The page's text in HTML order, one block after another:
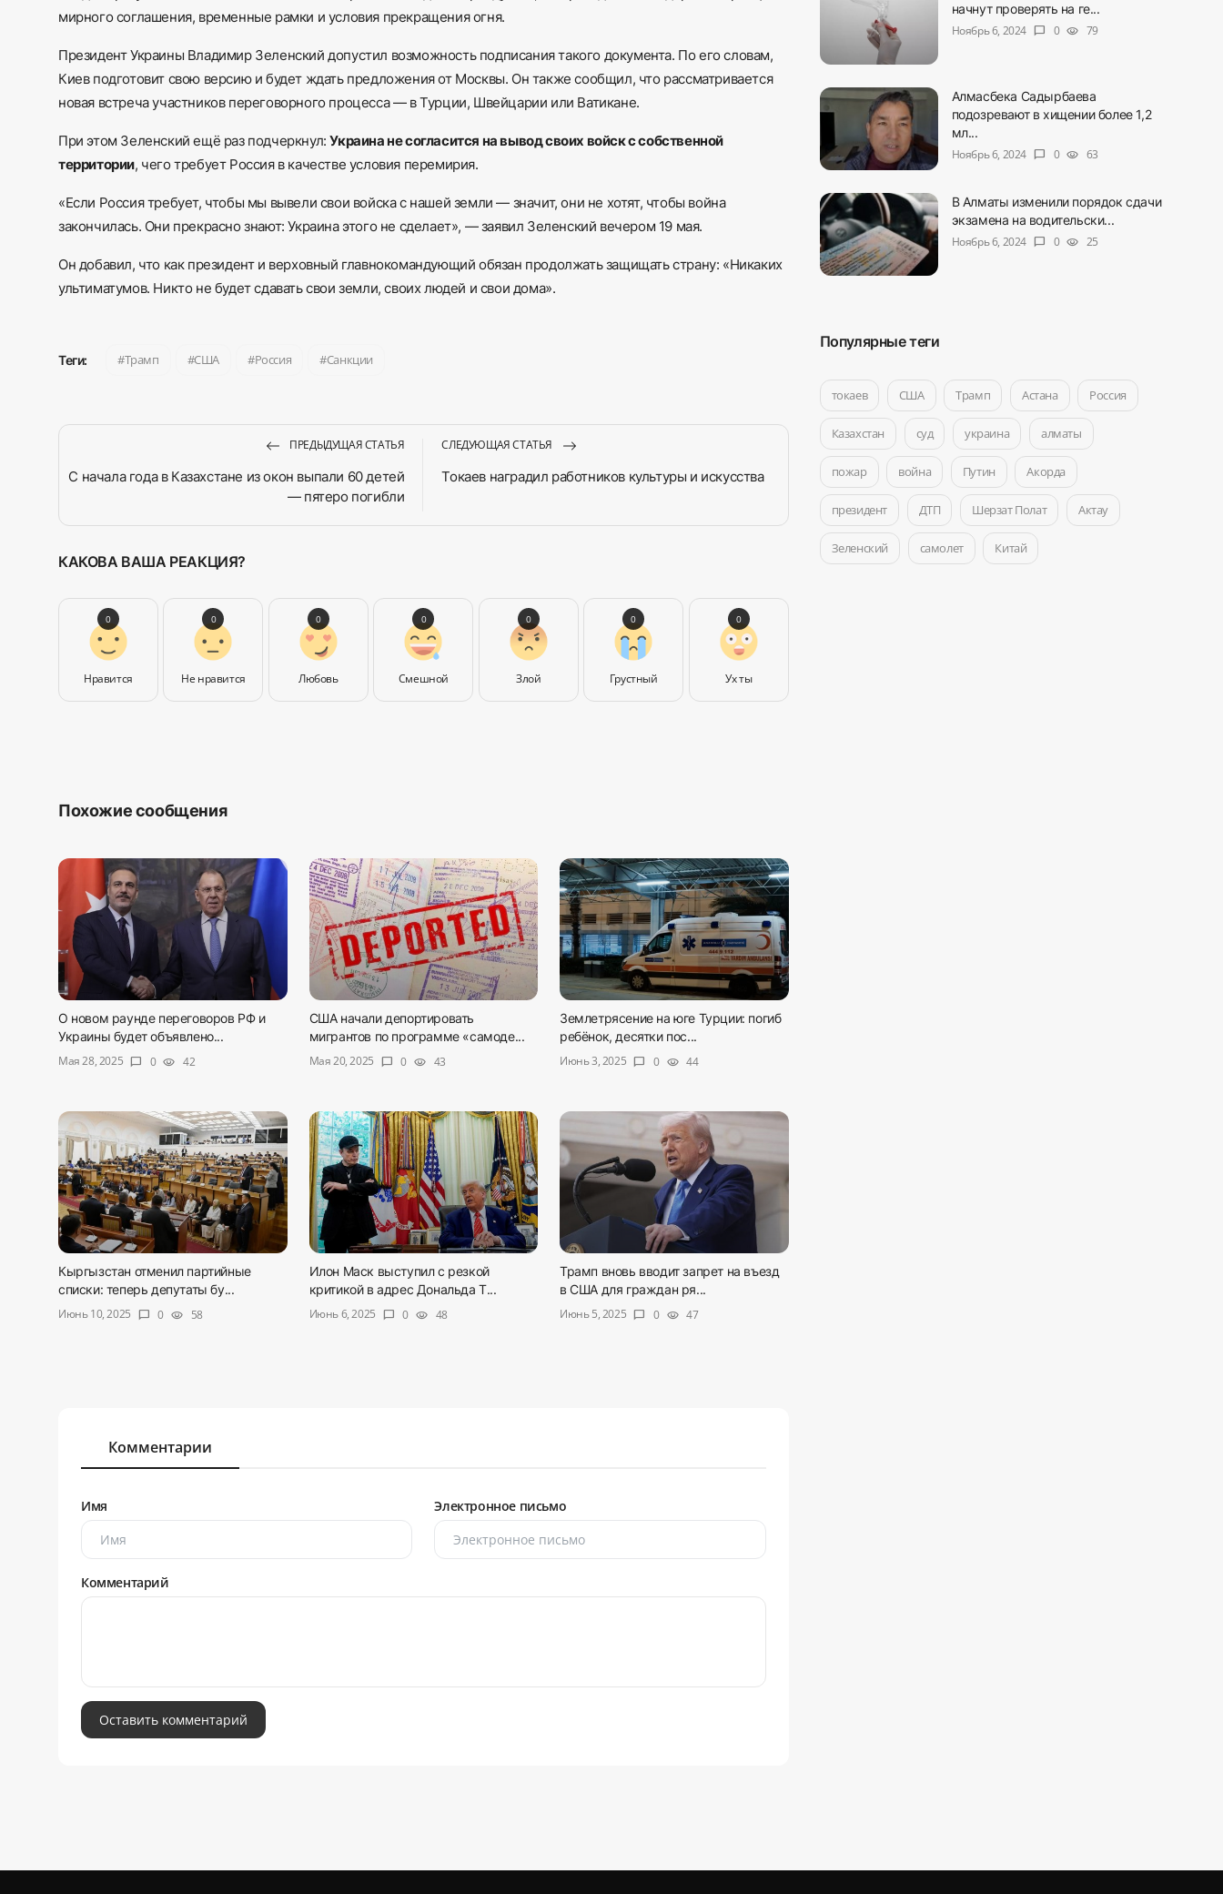
мирного соглашения, временные рамки и условия прекращения огня.
Президент Украины Владимир Зеленский допустил возможность подписания такого документа. По его словам,
Киев подготовит свою версию и будет ждать предложения от Москвы. Он также сообщил, что рассматривается
новая встреча участников переговорного процесса — в Турции, Швейцарии или Ватикане.
При этом Зеленский ещё раз подчеркнул:Украина не согласится на вывод своих войск с собственной
территории, чего требует Россия в качестве условия перемирия.
«Если Россия требует, чтобы мы вывели свои войска с нашей земли — значит, они не хотят, чтобы война
закончилась. Они прекрасно знают: Украина этого не сделает», — заявил Зеленский вечером 19 мая.
Он добавил, что как президент и верховный главнокомандующий обязан продолжать защищать страну: «Никаких
ультиматумов. Никто не будет сдавать свои земли, своих людей и свои дома».
Теги: Трамп США Россия Санкции
ПРЕДЫДУЩАЯ СТАТЬЯ
С начала года в Казахстане из окон выпали 60 детей
— пятеро погибли
СЛЕДУЮЩАЯ СТАТЬЯ
Токаев наградил работников культуры и искусства
КАКОВА ВАША РЕАКЦИЯ?
Нравится
0
Не нравится
0
Любовь
0
Смешной
0
Злой
0
Грустный
0
Ух ты
0
Похожие сообщения
О новом раунде переговоров РФ и
Украины будет объявлено...
Мая 28, 2025
chat_bubble 0 visibility 42
США начали депортировать
мигрантов по программе «самоде...
Мая 20, 2025
chat_bubble 0 visibility 43
Землетрясение на юге Турции: погиб
ребёнок, десятки пос...
Июнь 3, 2025
chat_bubble 0 visibility 44
Кыргызстан отменил партийные
списки: теперь депутаты бу...
Июнь 10, 2025 chat_bubble 0 visibility 58
Илон Маск выступил с резкой
критикой в адрес Дональда Т...
Июнь 6, 2025 chat_bubble 0 visibility 48
Трамп вновь вводит запрет на въезд
в США для граждан ря...
Июнь 5, 2025 chat_bubble 0 visibility 47
Комментарии
Имя Электронное письмо
Комментарий
Оставить комментарий
начнут проверять на ге...
Ноябрь 6, 2024
chat_bubble 0 visibility 79
Алмасбека Садырбаева
подозревают в хищении более 1,2
мл...
Ноябрь 6, 2024
chat_bubble 0 visibility 63
В Алматы изменили порядок сдачи
экзамена на водительски...
Ноябрь 6, 2024
chat_bubble 0 visibility 25
Популярные теги
токаев США Трамп Астана Россия
Казахстан суд украина алматы
пожар война Путин Акорда
президент ДТП Шерзат Полат Актау
Зеленский самолет Китай